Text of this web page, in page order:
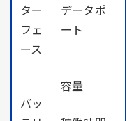
ター
フェ
ース
データポ
ート
バッ
容量